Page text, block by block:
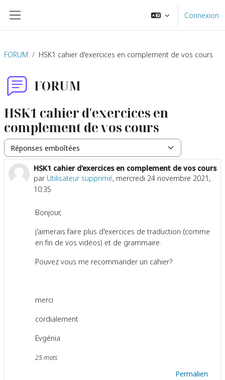
Connexion
FORUM HSK1 cahier d'exercices en complement de vos cours
FORUM
HSK1 cahier d'exercices en
complement de vos cours
Type d’affichage
HSK1 cahier d'exercices en complement de vos cours
par Utilisateur supprimé, mercredi 24 novembre 2021,
10:35
Nombre de réponses : 1
Bonjour,
j'aimerais faire plus d'exercices de traduction (comme
en fin de vos vidéos) et de grammaire.
Pouvez vous me recommander un cahier?
merci
cordialement
Evgénia
25 mots
Permalien